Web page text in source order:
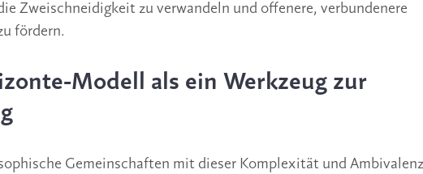
Zweischneidigkeit zu verwandeln und offenere, verbundenere
fördern.
Modell als ein Werkzeug zur
Gemeinschaften mit dieser Komplexität und Ambivalenz